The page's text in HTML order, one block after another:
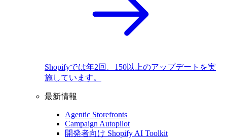
Shopifyでは年2回、150以上のアップデートを実
施しています。
最新情報
Agentic Storefronts
Campaign Autopilot
開発者向け Shopify AI Toolkit